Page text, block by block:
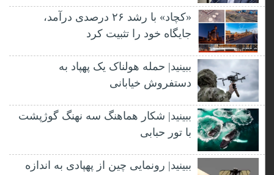
«کچاد» با رشد ۲۶ درصدی درآمد،
جایگاه خود را تثبیت کرد
ببینید| حمله هولناک یک پهپاد به
دستفروش خیابانی
ببینید| شکار هماهنگ سه نهنگ گوژپشت
با تور حبابی
ببینید| رونمایی چین از پهپادی به اندازه